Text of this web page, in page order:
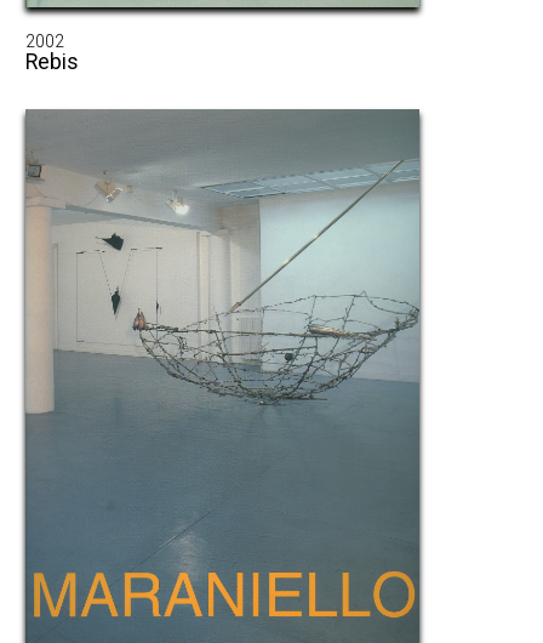
2002
Rebis